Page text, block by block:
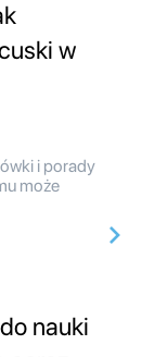
w
i porady
może
nauki